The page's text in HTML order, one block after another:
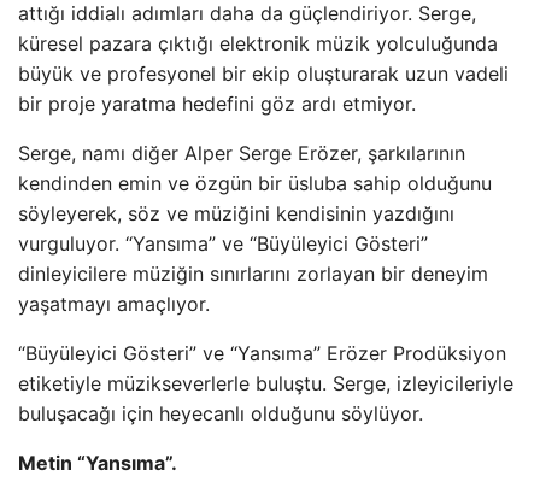
attığı iddialı adımları daha da güçlendiriyor. Serge,
küresel pazara çıktığı elektronik müzik yolculuğunda
büyük ve profesyonel bir ekip oluşturarak uzun vadeli
bir proje yaratma hedefini göz ardı etmiyor.
Serge, namı diğer Alper Serge Erözer, şarkılarının
kendinden emin ve özgün bir üsluba sahip olduğunu
söyleyerek, söz ve müziğini kendisinin yazdığını
vurguluyor. “Yansıma” ve “Büyüleyici Gösteri”
dinleyicilere müziğin sınırlarını zorlayan bir deneyim
yaşatmayı amaçlıyor.
“Büyüleyici Gösteri” ve “Yansıma” Erözer Prodüksiyon
etiketiyle müzikseverlerle buluştu. Serge, izleyicileriyle
buluşacağı için heyecanlı olduğunu söylüyor.
Metin “Yansıma”.